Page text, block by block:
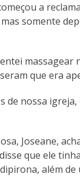
a
somente
massagear
que era
de nossa
Joseane,
que ele
além